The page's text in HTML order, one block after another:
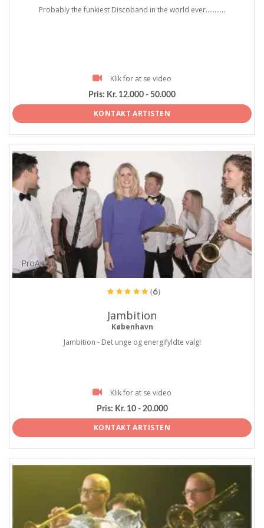
Probably the funkiest Discoband in the world ever...........
Klik for at se video
Pris: Kr. 12.000 - 50.000
KONTAKT ARTISTEN
ProArtist
(6)
Jambition
København
Jambition - Det unge og energifyldte valg!
Klik for at se video
Pris: Kr. 10 - 20.000
KONTAKT ARTISTEN